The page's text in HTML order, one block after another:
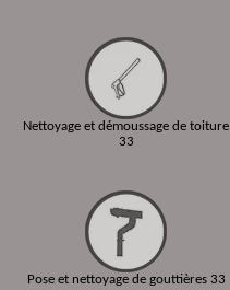
Nettoyage et démoussage de toiture
33
Pose et nettoyage de gouttières 33